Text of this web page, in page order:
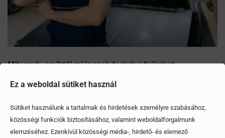
Ez a weboldal sütiket használ
Sütiket használunk a tartalmak és hirdetések személyre szabásához,
közösségi funkciók biztosításához, valamint weboldalforgalmunk
elemzéséhez. Ezenkívül közösségi média-, hirdető- és elemező
Mítoszok, amiktől mi is csak fogjuk a fejünket
Érdekel, elolvasom